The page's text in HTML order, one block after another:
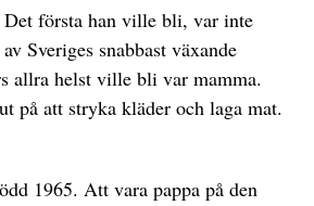
första han ville bli, var inte
Sveriges snabbast växande
allra helst ville bli var mamma.
på att stryka kläder och laga mat.
1965. Att vara pappa på den